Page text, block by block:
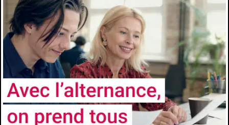
Prérequis
Polytech Nice Sophia admet chaque année
plus de 350 nouveaux élèves en cycle
ingénieur. L'entrée en cycle ingénieur est
accessible après au moins deux années
d'études supérieures aux : Classes
préparatoires (concours Polytech et autres
concours CPGE) Titulaires de L2, L3 et Masters
(concours réseau Polytech) Titulaires de DUT
(concours réseau Polytech) Titulaires de BTS
(concours réseau Polytech) Titulaires de
diplômes étrangers (concours réseau
Polytech)